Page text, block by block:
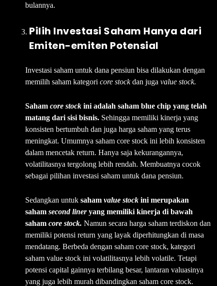
bulannya.
Pilih Investasi Saham Hanya dari
Emiten-emiten Potensial
Investasi saham untuk dana pensiun bisa dilakukan dengan
memilih saham kategori core stockdan juga value stock.
Saham core stock ini adalah saham blue chip yang telah
matang dari sisi bisnis. Sehingga memiliki kinerja yang
konsisten bertumbuh dan juga harga saham yang terus
meningkat. Umumnya saham core stock ini lebih konsisten
dalam mencetak return. Hanya saja kekurangannya,
volatilitasnya tergolong lebih rendah. Membuatnya cocok
sebagai pilihan investasi saham untuk dana pensiun.
Sedangkan untuk saham value stock ini merupakan
saham second lineryang memiliki kinerja di bawah
saham core stock. Namun secara harga saham terdiskon dan
memiliki potensi return yang layak diperhitungkan di masa
mendatang. Berbeda dengan saham core stock, kategori
saham value stock ini volatilitasnya lebih volatile. Tetapi
potensi capital gainnya terbilang besar, lantaran valuasinya
yang juga lebih murah dibandingkan saham core stock.